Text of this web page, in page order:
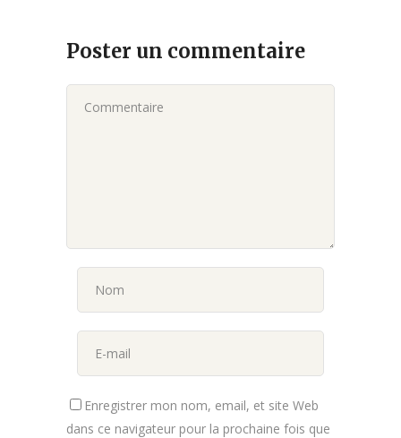
Poster un commentaire
Enregistrer mon nom, email, et site Web
dans ce navigateur pour la prochaine fois que